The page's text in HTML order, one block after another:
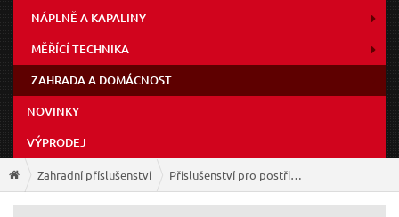
NÁPLNĚ A KAPALINY
MĚŘÍCÍ TECHNIKA
ZAHRADA A DOMÁCNOST
NOVINKY
VÝPRODEJ
Zahradní příslušenství Příslušenství pro postřikovače